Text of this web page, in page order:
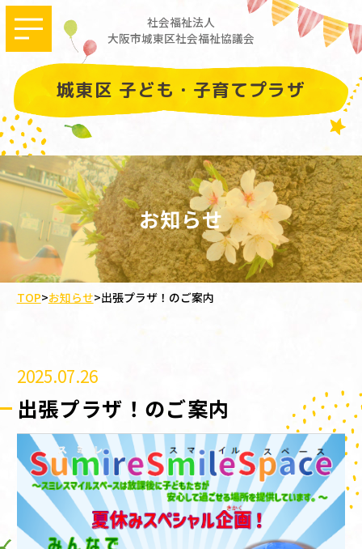
社会福祉法人
大阪市城東区社会福祉協議会
城東区 子ども・子育てプラザ
お知らせ
TOP>お知らせ>出張プラザ！のご案内
2025.07.26
出張プラザ！のご案内